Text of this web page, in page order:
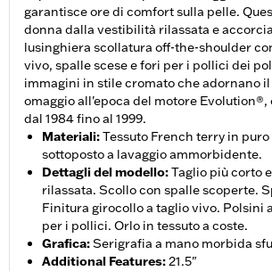
garantisce ore di comfort sulla pelle.
donna dalla vestibilità rilassata e
lusinghiera scollatura off-the-shoulder
vivo, spalle scese e fori per i pollici dei
immagini in stile cromato che adornano
omaggio all'epoca del motore Evolution®,
dal 1984 fino al 1999.
Materiali:Tessuto French terry in
sottoposto a lavaggio ammorbidente.
Dettagli del modello:Taglio più corto
rilassata. Scollo con spalle scoperte.
Finitura girocollo a taglio vivo. Polsini
per i pollici. Orlo in tessuto a coste.
Grafica:Serigrafia a mano morbida
Additional Features:21.5"